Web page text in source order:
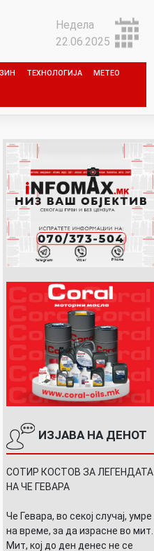
Недела
22.06.2025
ТЕХНОЛОГИЈА МЕТЕО
ИЗЈАВА НА ДЕНОТ
СОТИР КОСТОВ ЗА ЛЕГЕНДАТА
НА ЧЕ ГЕВАРА
Че Гевара, во секој случај, умре
на време, за да израсне во мит.
Мит, кој до ден денес не се